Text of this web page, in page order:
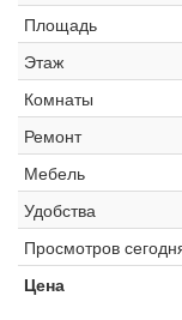
Площадь
Этаж
Комнаты
Ремонт
Мебель
Удобства
Просмотров
Цена